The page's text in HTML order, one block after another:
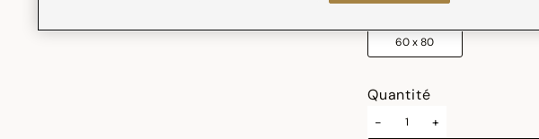
Taille (cm)
60 x 80
Quantité
- +